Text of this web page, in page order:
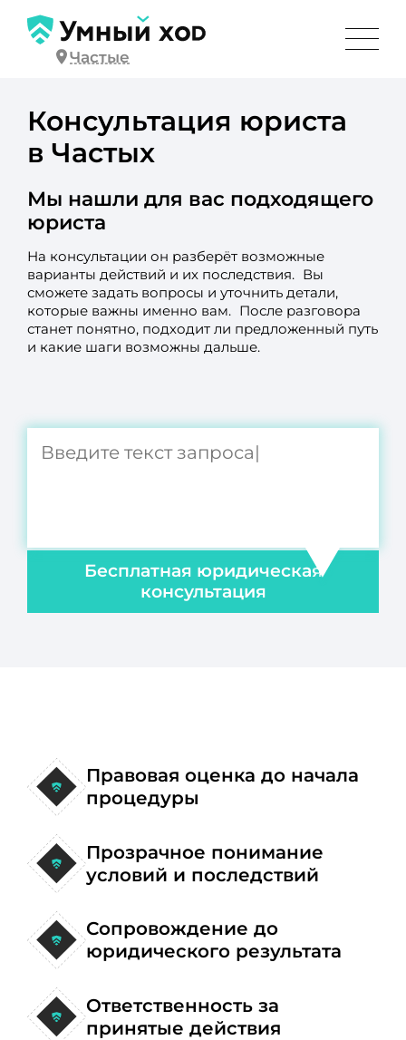
Частые
Консультация юриста
в Частых
Мы нашли для вас подходящего
юриста
На консультации он разберёт возможные
варианты действий и их последствия. Вы
сможете задать вопросы и уточнить детали,
которые важны именно вам. После разговора
станет понятно, подходит ли предложенный путь
и какие шаги возможны дальше.
Бесплатная юридическая
консультация
Правовая оценка до начала
процедуры
Прозрачное понимание
условий и последствий
Сопровождение до
юридического результата
Ответственность за
принятые действия